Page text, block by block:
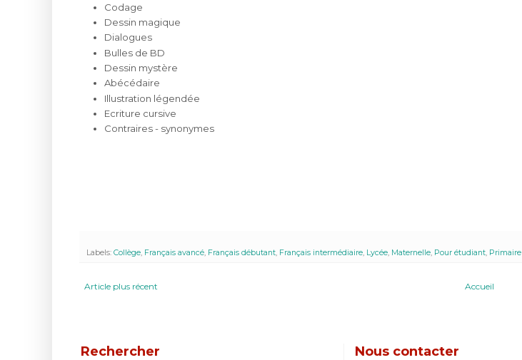
Codage
Dessin magique
Dialogues
Bulles de BD
Dessin mystère
Abécédaire
Illustration légendée
Ecriture cursive
Contraires - synonymes
Labels: Collège, Français avancé, Français débutant, Français intermédiaire, Lycée, Maternelle, Pour étudiant, Primaire
Article plus récent Accueil
Rechercher Nous contacter